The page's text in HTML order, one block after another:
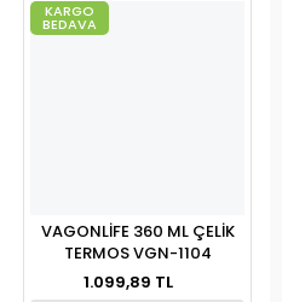
KARGO
BEDAVA
VAGONLİFE 360 ML ÇELİK
TERMOS VGN-1104
1.099,89 TL